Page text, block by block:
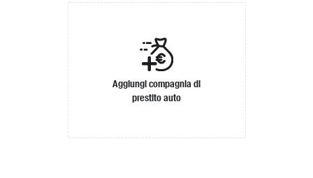
Aggiungi compagnia di
prestito auto